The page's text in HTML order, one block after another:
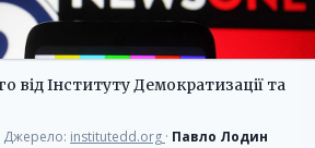
від Інституту Демократизації та
Джерело: institutedd.org · Павло Лодин